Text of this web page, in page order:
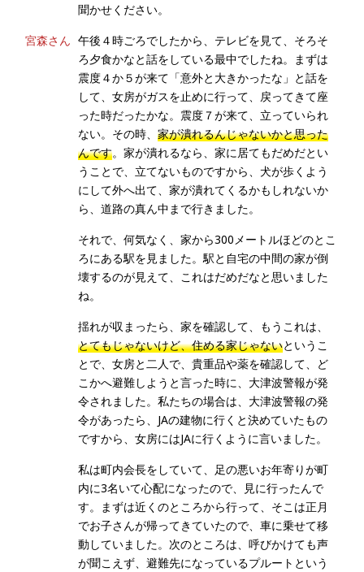
聞かせください。
宮森さん 午後４時ごろでしたから、テレビを見て、そろそ
ろ夕食かなと話をしている最中でしたね。まずは
震度４か５が来て「意外と大きかったな」と話を
して、女房がガスを止めに行って、戻ってきて座
った時だったかな。震度７が来て、立っていられ
ない。その時、家が潰れるんじゃないかと思った
んです。家が潰れるなら、家に居てもだめだとい
うことで、立てないものですから、犬が歩くよう
にして外へ出て、家が潰れてくるかもしれないか
ら、道路の真ん中まで行きました。
それで、何気なく、家から300メートルほどのとこ
ろにある駅を見ました。駅と自宅の中間の家が倒
壊するのが見えて、これはだめだなと思いました
ね。
揺れが収まったら、家を確認して、もうこれは、
とてもじゃないけど、住める家じゃないというこ
とで、女房と二人で、貴重品や薬を確認して、ど
こかへ避難しようと言った時に、大津波警報が発
令されました。私たちの場合は、大津波警報の発
令があったら、JAの建物に行くと決めていたもの
ですから、女房にはJAに行くように言いました。
私は町内会長をしていて、足の悪いお年寄りが町
内に3名いて心配になったので、見に行ったんで
す。まずは近くのところから行って、そこは正月
でお子さんが帰ってきていたので、車に乗せて移
動していました。次のところは、呼びかけても声
が聞こえず、避難先になっているプルートという